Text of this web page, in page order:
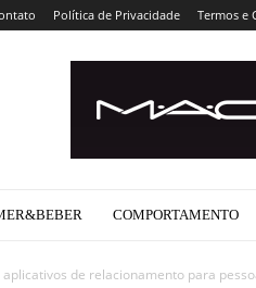
Política de Privacidade Termos e
COMPORTAMENTO
aplicativos de relacionamento para